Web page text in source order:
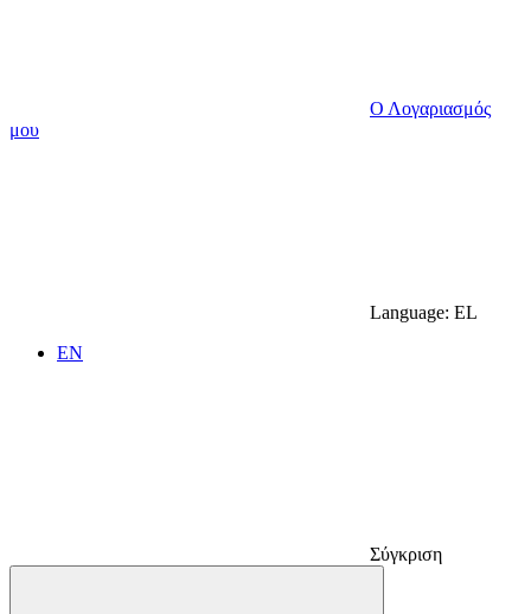
Ο Λογαριασμός
μου
Language: EL
EN
Σύγκριση